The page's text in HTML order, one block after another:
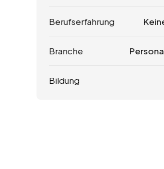
Berufserfahrung
Branche
Bildung